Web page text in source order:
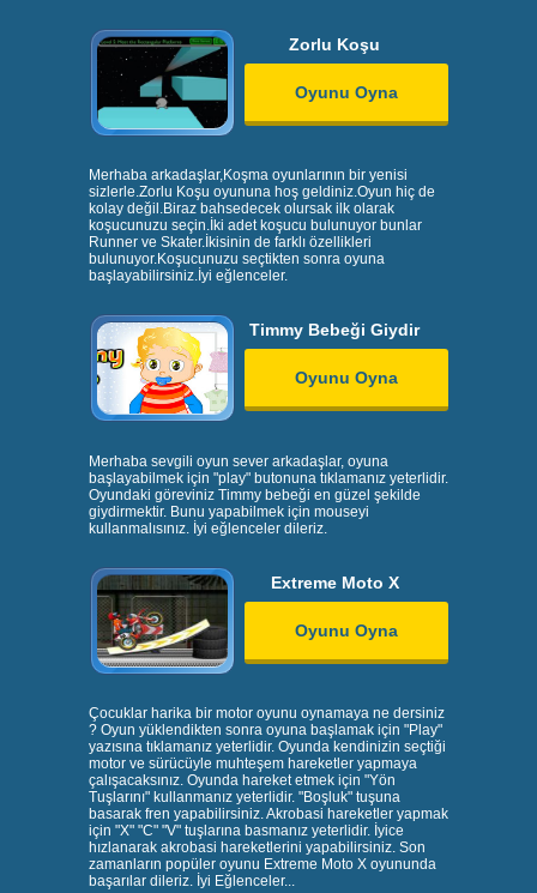
Zorlu Koşu
Oyunu Oyna
Merhaba arkadaşlar,Koşma oyunlarının bir yenisi
sizlerle.Zorlu Koşu oyununa hoş geldiniz.Oyun hiç de
kolay değil.Biraz bahsedecek olursak ilk olarak
koşucunuzu seçin.İki adet koşucu bulunuyor bunlar
Runner ve Skater.İkisinin de farklı özellikleri
bulunuyor.Koşucunuzu seçtikten sonra oyuna
başlayabilirsiniz.İyi eğlenceler.
Timmy Bebeği Giydir
Oyunu Oyna
Merhaba sevgili oyun sever arkadaşlar, oyuna
başlayabilmek için "play" butonuna tıklamanız yeterlidir.
Oyundaki göreviniz Timmy bebeği en güzel şekilde
giydirmektir. Bunu yapabilmek için mouseyi
kullanmalısınız. İyi eğlenceler dileriz.
Extreme Moto X
Oyunu Oyna
Çocuklar harika bir motor oyunu oynamaya ne dersiniz
? Oyun yüklendikten sonra oyuna başlamak için "Play"
yazısına tıklamanız yeterlidir. Oyunda kendinizin seçtiği
motor ve sürücüyle muhteşem hareketler yapmaya
çalışacaksınız. Oyunda hareket etmek için "Yön
Tuşlarını" kullanmanız yeterlidir. "Boşluk" tuşuna
basarak fren yapabilirsiniz. Akrobasi hareketler yapmak
için "X" "C" "V" tuşlarına basmanız yeterlidir. İyice
hızlanarak akrobasi hareketlerini yapabilirsiniz. Son
zamanların popüler oyunu Extreme Moto X oyununda
başarılar dileriz. İyi Eğlenceler...